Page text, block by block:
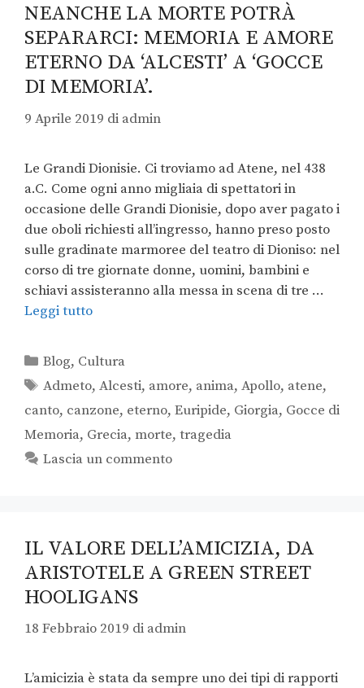
NEANCHE LA MORTE POTRÀ
SEPARARCI: MEMORIA E AMORE
ETERNO DA ‘ALCESTI’ A ‘GOCCE
DI MEMORIA’.
9 Aprile 2019 di admin
Le Grandi Dionisie. Ci troviamo ad Atene, nel 438
a.C. Come ogni anno migliaia di spettatori in
occasione delle Grandi Dionisie, dopo aver pagato i
due oboli richiesti all’ingresso, hanno preso posto
sulle gradinate marmoree del teatro di Dioniso: nel
corso di tre giornate donne, uomini, bambini e
schiavi assisteranno alla messa in scena di tre …
Leggi tutto
Blog, Cultura
Admeto,Alcesti, amore, anima,Apollo, atene,
canto, canzone, eterno, Euripide, Giorgia, Gocce di
Memoria, Grecia, morte, tragedia
Lascia un commento
IL VALORE DELL’AMICIZIA, DA
ARISTOTELE A GREEN STREET
HOOLIGANS
18 Febbraio 2019 di admin
L’amicizia è stata da sempre uno dei tipi di rapporti